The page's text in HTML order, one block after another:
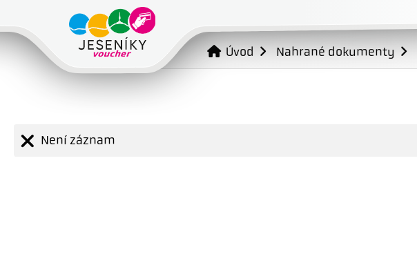
Úvod Nahrané dokumenty
Není záznam